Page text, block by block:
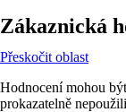
Zákaznická
Přeskočit oblast
Hodnocení mohou
prokazatelně